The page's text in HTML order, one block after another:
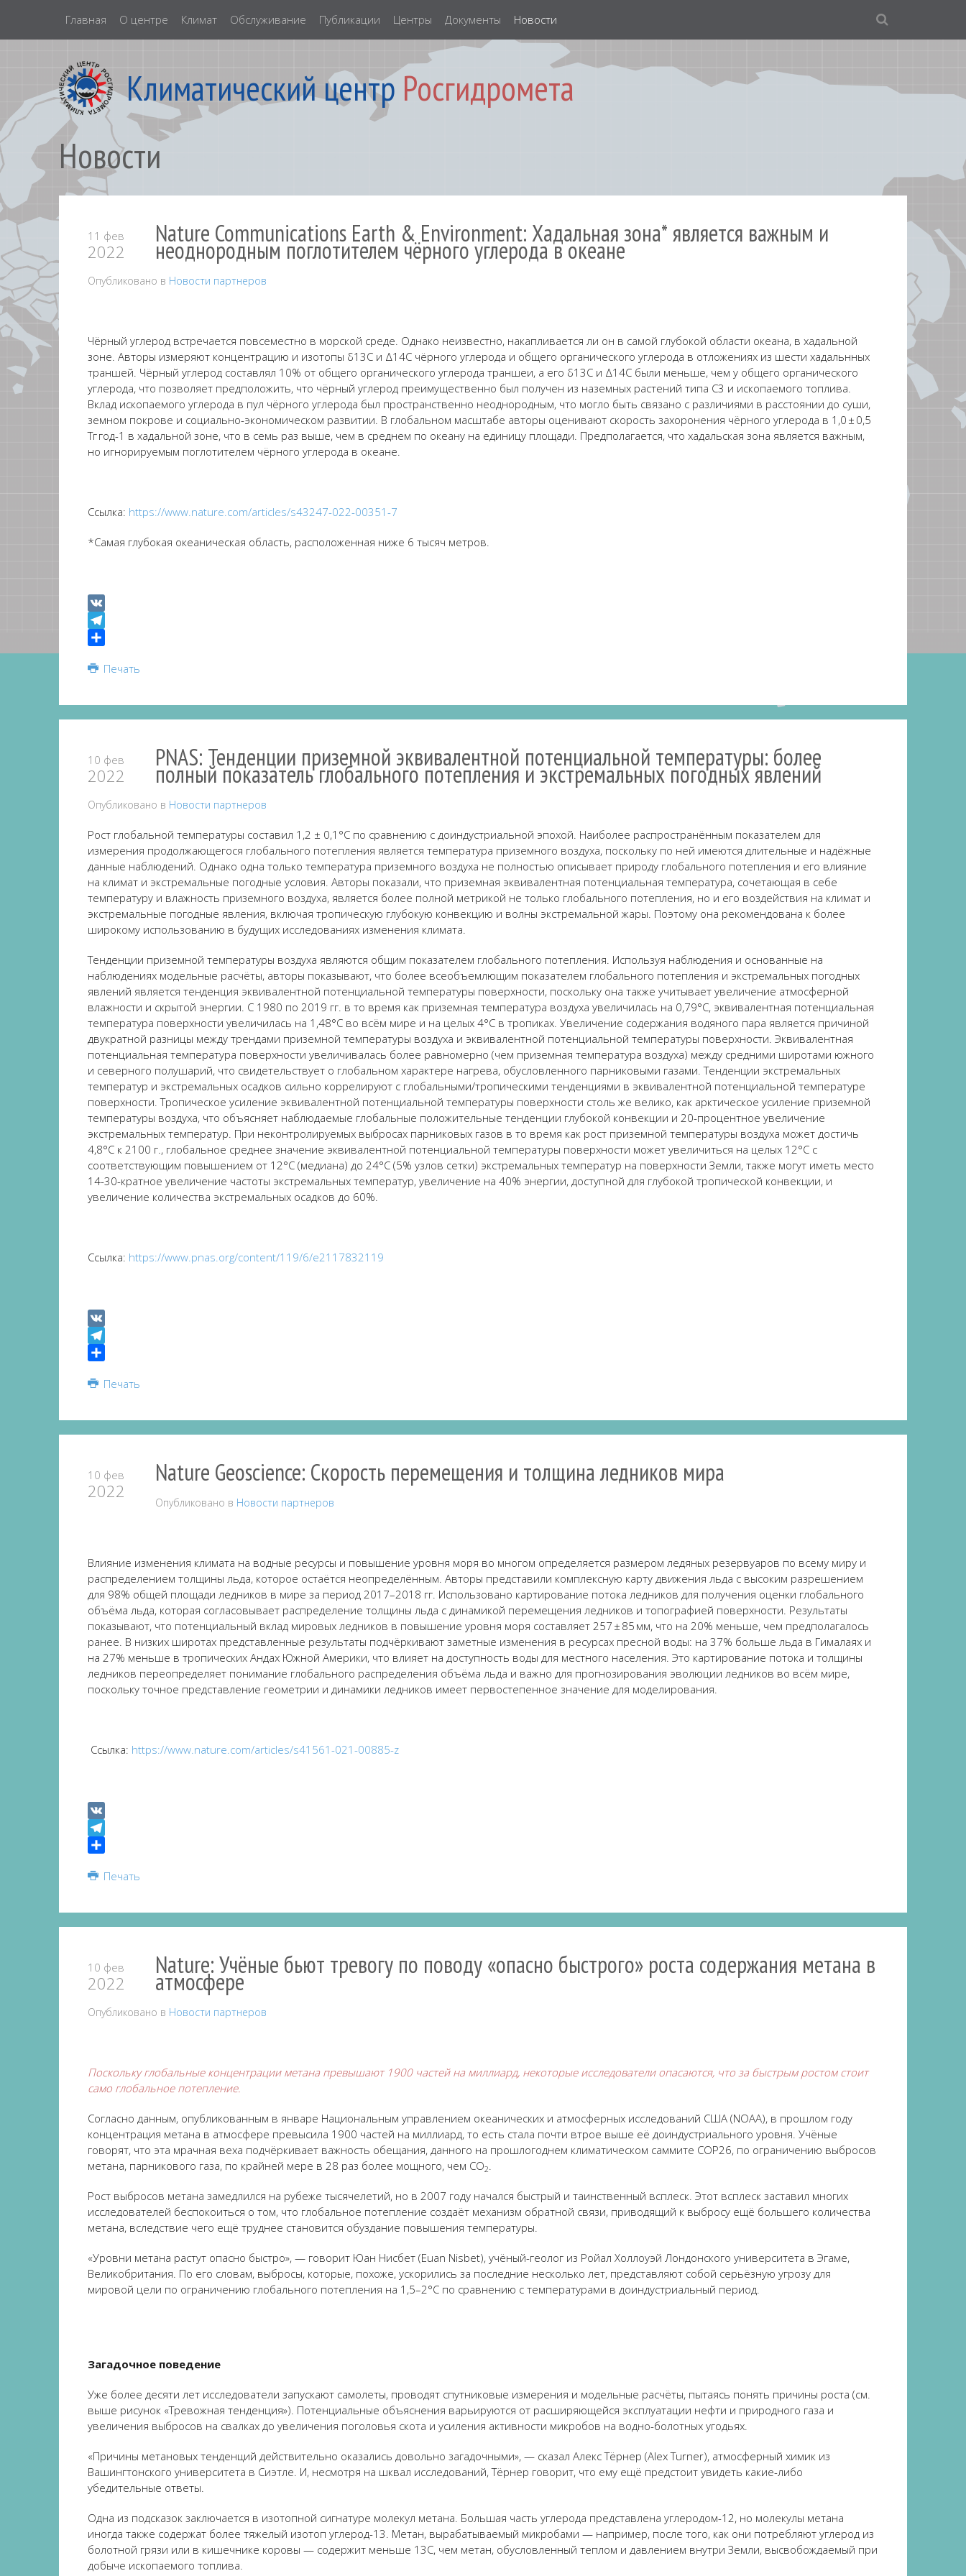
Главная О центре Климат Обслуживание Публикации Центры Документы Новости
Климатический центр Росгидромета
Новости
11 фев
2022
Nature Communications Earth & Environment: Хадальная зона* является важным и
неоднородным поглотителем чёрного углерода в океане
Опубликовано в Новости партнеров
Чёрный углерод встречается повсеместно в морской среде. Однако неизвестно, накапливается ли он в самой глубокой области океана, в хадальной
зоне. Авторы измеряют концентрацию и изотопы δ13C и Δ14C чёрного углерода и общего органического углерода в отложениях из шести хадальнных
траншей. Чёрный углерод составлял 10% от общего органического углерода траншеи, а его δ13C и Δ14C были меньше, чем у общего органического
углерода, что позволяет предположить, что чёрный углерод преимущественно был получен из наземных растений типа C3 и ископаемого топлива.
Вклад ископаемого углерода в пул чёрного углерода был пространственно неоднородным, что могло быть связано с различиями в расстоянии до суши,
земном покрове и социально-экономическом развитии. В глобальном масштабе авторы оценивают скорость захоронения чёрного углерода в 1,0 ± 0,5
Тггод-1 в хадальной зоне, что в семь раз выше, чем в среднем по океану на единицу площади. Предполагается, что хадальская зона является важным,
но игнорируемым поглотителем чёрного углерода в океане.
Ссылка: https://www.nature.com/articles/s43247-022-00351-7
*Самая глубокая океаническая область, расположенная ниже 6 тысяч метров.
VK
Telegram
Печать
10 фев
2022
PNAS: Тенденции приземной эквивалентной потенциальной температуры: более
полный показатель глобального потепления и экстремальных погодных явлений
Опубликовано в Новости партнеров
Рост глобальной температуры составил 1,2 ± 0,1°C по сравнению с доиндустриальной эпохой. Наиболее распространённым показателем для
измерения продолжающегося глобального потепления является температура приземного воздуха, поскольку по ней имеются длительные и надёжные
данные наблюдений. Однако одна только температура приземного воздуха не полностью описывает природу глобального потепления и его влияние
на климат и экстремальные погодные условия. Авторы показали, что приземная эквивалентная потенциальная температура, сочетающая в себе
температуру и влажность приземного воздуха, является более полной метрикой не только глобального потепления, но и его воздействия на климат и
экстремальные погодные явления, включая тропическую глубокую конвекцию и волны экстремальной жары. Поэтому она рекомендована к более
широкому использованию в будущих исследованиях изменения климата.
Тенденции приземной температуры воздуха являются общим показателем глобального потепления. Используя наблюдения и основанные на
наблюдениях модельные расчёты, авторы показывают, что более всеобъемлющим показателем глобального потепления и экстремальных погодных
явлений является тенденция эквивалентной потенциальной температуры поверхности, поскольку она также учитывает увеличение атмосферной
влажности и скрытой энергии. С 1980 по 2019 гг. в то время как приземная температура воздуха увеличилась на 0,79°C, эквивалентная потенциальная
температура поверхности увеличилась на 1,48°C во всём мире и на целых 4°C в тропиках. Увеличение содержания водяного пара является причиной
двукратной разницы между трендами приземной температуры воздуха и эквивалентной потенциальной температуры поверхности. Эквивалентная
потенциальная температура поверхности увеличивалась более равномерно (чем приземная температура воздуха) между средними широтами южного
и северного полушарий, что свидетельствует о глобальном характере нагрева, обусловленного парниковыми газами. Тенденции экстремальных
температур и экстремальных осадков сильно коррелируют с глобальными/тропическими тенденциями в эквивалентной потенциальной температуре
поверхности. Тропическое усиление эквивалентной потенциальной температуры поверхности столь же велико, как арктическое усиление приземной
температуры воздуха, что объясняет наблюдаемые глобальные положительные тенденции глубокой конвекции и 20-процентное увеличение
экстремальных температур. При неконтролируемых выбросах парниковых газов в то время как рост приземной температуры воздуха может достичь
4,8°C к 2100 г., глобальное среднее значение эквивалентной потенциальной температуры поверхности может увеличиться на целых 12°C с
соответствующим повышением от 12°C (медиана) до 24°C (5% узлов сетки) экстремальных температур на поверхности Земли, также могут иметь место
14-30-кратное увеличение частоты экстремальных температур, увеличение на 40% энергии, доступной для глубокой тропической конвекции, и
увеличение количества экстремальных осадков до 60%.
Ссылка: https://www.pnas.org/content/119/6/e2117832119
VK
Telegram
Печать
10 фев
2022
Nature Geoscience: Скорость перемещения и толщина ледников мира
Опубликовано в Новости партнеров
Влияние изменения климата на водные ресурсы и повышение уровня моря во многом определяется размером ледяных резервуаров по всему миру и
распределением толщины льда, которое остаётся неопределённым. Авторы представили комплексную карту движения льда с высоким разрешением
для 98% общей площади ледников в мире за период 2017–2018 гг. Использовано картирование потока ледников для получения оценки глобального
объёма льда, которая согласовывает распределение толщины льда с динамикой перемещения ледников и топографией поверхности. Результаты
показывают, что потенциальный вклад мировых ледников в повышение уровня моря составляет 257 ± 85 мм, что на 20% меньше, чем предполагалось
ранее. В низких широтах представленные результаты подчёркивают заметные изменения в ресурсах пресной воды: на 37% больше льда в Гималаях и
на 27% меньше в тропических Андах Южной Америки, что влияет на доступность воды для местного населения. Это картирование потока и толщины
ледников переопределяет понимание глобального распределения объёма льда и важно для прогнозирования эволюции ледников во всём мире,
поскольку точное представление геометрии и динамики ледников имеет первостепенное значение для моделирования.
Ссылка: https://www.nature.com/articles/s41561-021-00885-z
VK
Telegram
Печать
10 фев
2022
Nature: Учёные бьют тревогу по поводу «опасно быстрого» роста содержания метана в
атмосфере
Опубликовано в Новости партнеров
Поскольку глобальные концентрации метана превышают 1900 частей на миллиард, некоторые исследователи опасаются, что за быстрым ростом стоит
само глобальное потепление.
Согласно данным, опубликованным в январе Национальным управлением океанических и атмосферных исследований США (NOAA), в прошлом году
концентрация метана в атмосфере превысила 1900 частей на миллиард, то есть стала почти втрое выше её доиндустриального уровня. Учёные
говорят, что эта мрачная веха подчёркивает важность обещания, данного на прошлогоднем климатическом саммите COP26, по ограничению выбросов
метана, парникового газа, по крайней мере в 28 раз более мощного, чем CO2.
Рост выбросов метана замедлился на рубеже тысячелетий, но в 2007 году начался быстрый и таинственный всплеск. Этот всплеск заставил многих
исследователей беспокоиться о том, что глобальное потепление создаёт механизм обратной связи, приводящий к выбросу ещё большего количества
метана, вследствие чего ещё труднее становится обуздание повышения температуры.
«Уровни метана растут опасно быстро», — говорит Юан Нисбет (Euan Nisbet), учёный-геолог из Ройал Холлоуэй Лондонского университета в Эгаме,
Великобритания. По его словам, выбросы, которые, похоже, ускорились за последние несколько лет, представляют собой серьёзную угрозу для
мировой цели по ограничению глобального потепления на 1,5–2°C по сравнению с температурами в доиндустриальный период.
Загадочное поведение
Уже более десяти лет исследователи запускают самолеты, проводят спутниковые измерения и модельные расчёты, пытаясь понять причины роста (см.
выше рисунок «Тревожная тенденция»). Потенциальные объяснения варьируются от расширяющейся эксплуатации нефти и природного газа и
увеличения выбросов на свалках до увеличения поголовья скота и усиления активности микробов на водно-болотных угодьях.
«Причины метановых тенденций действительно оказались довольно загадочными», — сказал Алекс Тёрнер (Alex Turner), атмосферный химик из
Вашингтонского университета в Сиэтле. И, несмотря на шквал исследований, Тёрнер говорит, что ему ещё предстоит увидеть какие-либо
убедительные ответы.
Одна из подсказок заключается в изотопной сигнатуре молекул метана. Большая часть углерода представлена ​​углеродом-12, но молекулы метана
иногда также содержат более тяжелый изотоп углерод-13. Метан, вырабатываемый микробами — например, после того, как они потребляют углерод из
болотной грязи или в кишечнике коровы — содержит меньше 13C, чем метан, обусловленный теплом и давлением внутри Земли, высвобождаемый при
добыче ископаемого топлива.